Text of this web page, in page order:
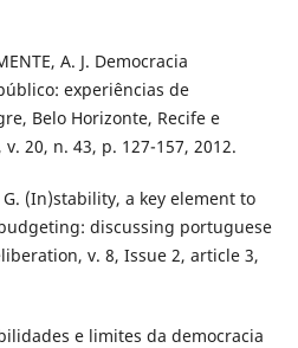
A. J. Democracia
experiências de
Belo Horizonte, Recife e
20, n. 43, p. 127-157, 2012.
G. (In)stability, a key element to
discussing portuguese
v. 8, Issue 2, article 3,
e limites da democracia